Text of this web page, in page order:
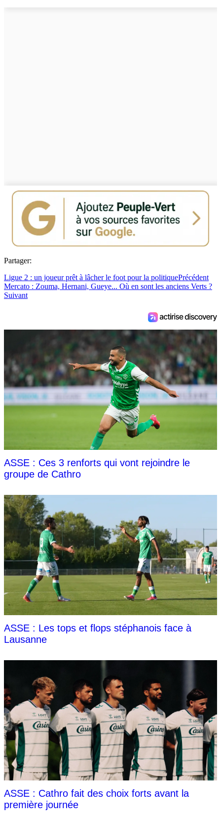
Partager:
Ligue 2 : un joueur prêt à lâcher le foot pour la politiquePrécédent
Mercato : Zouma, Hernani, Gueye... Où en sont les anciens Verts ?
Suivant
ASSE : Ces 3 renforts qui vont rejoindre le
groupe de Cathro
ASSE : Les tops et flops stéphanois face à
Lausanne
ASSE : Cathro fait des choix forts avant la
première journée